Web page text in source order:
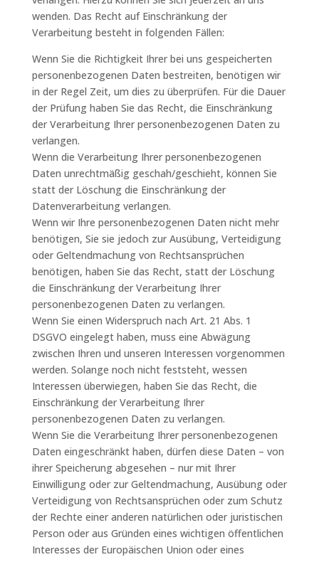
wenden. Das Recht auf Einschränkung der
Verarbeitung besteht in folgenden Fällen:
Wenn Sie die Richtigkeit Ihrer bei uns gespeicherten
personenbezogenen Daten bestreiten, benötigen wir
in der Regel Zeit, um dies zu überprüfen. Für die Dauer
der Prüfung haben Sie das Recht, die Einschränkung
der Verarbeitung Ihrer personenbezogenen Daten zu
verlangen.
Wenn die Verarbeitung Ihrer personenbezogenen
Daten unrechtmäßig geschah/geschieht, können Sie
statt der Löschung die Einschränkung der
Datenverarbeitung verlangen.
Wenn wir Ihre personenbezogenen Daten nicht mehr
benötigen, Sie sie jedoch zur Ausübung, Verteidigung
oder Geltendmachung von Rechtsansprüchen
benötigen, haben Sie das Recht, statt der Löschung
die Einschränkung der Verarbeitung Ihrer
personenbezogenen Daten zu verlangen.
Wenn Sie einen Widerspruch nach Art. 21 Abs. 1
DSGVO eingelegt haben, muss eine Abwägung
zwischen Ihren und unseren Interessen vorgenommen
werden. Solange noch nicht feststeht, wessen
Interessen überwiegen, haben Sie das Recht, die
Einschränkung der Verarbeitung Ihrer
personenbezogenen Daten zu verlangen.
Wenn Sie die Verarbeitung Ihrer personenbezogenen
Daten eingeschränkt haben, dürfen diese Daten – von
ihrer Speicherung abgesehen – nur mit Ihrer
Einwilligung oder zur Geltendmachung, Ausübung oder
Verteidigung von Rechtsansprüchen oder zum Schutz
der Rechte einer anderen natürlichen oder juristischen
Person oder aus Gründen eines wichtigen öffentlichen
Interesses der Europäischen Union oder eines